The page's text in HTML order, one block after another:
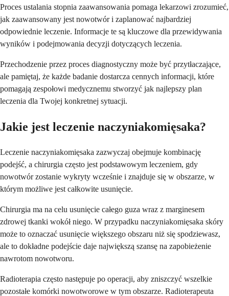
Proces ustalania stopnia zaawansowania pomaga lekarzowi zrozumieć,
jak zaawansowany jest nowotwór i zaplanować najbardziej
odpowiednie leczenie. Informacje te są kluczowe dla przewidywania
wyników i podejmowania decyzji dotyczących leczenia.
Przechodzenie przez proces diagnostyczny może być przytłaczające,
ale pamiętaj, że każde badanie dostarcza cennych informacji, które
pomagają zespołowi medycznemu stworzyć jak najlepszy plan
leczenia dla Twojej konkretnej sytuacji.
Jakie jest leczenie naczyniakomięsaka?
Leczenie naczyniakomięsaka zazwyczaj obejmuje kombinację
podejść, a chirurgia często jest podstawowym leczeniem, gdy
nowotwór zostanie wykryty wcześnie i znajduje się w obszarze, w
którym możliwe jest całkowite usunięcie.
Chirurgia ma na celu usunięcie całego guza wraz z marginesem
zdrowej tkanki wokół niego. W przypadku naczyniakomięsaka skóry
może to oznaczać usunięcie większego obszaru niż się spodziewasz,
ale to dokładne podejście daje największą szansę na zapobieżenie
nawrotom nowotworu.
Radioterapia często następuje po operacji, aby zniszczyć wszelkie
pozostałe komórki nowotworowe w tym obszarze. Radioterapeuta